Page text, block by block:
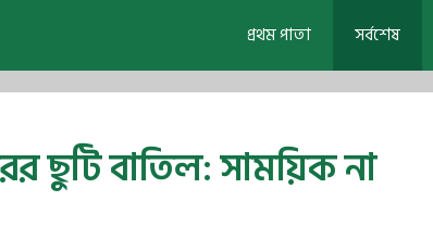
প্রথম পাতা সর্বশেষ
ছুটি বাতিল: সাময়িক না